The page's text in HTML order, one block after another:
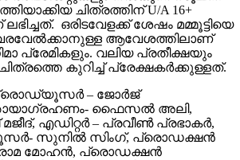
ചിത്രത്തിന് U/A 16+
ഒരിടവേളക്ക് ശേഷം മമ്മൂട്ടിയെ
ആവേശത്തിലാണ്
പ്രേമികളും. വലിയ പ്രതീക്ഷയും
കുറിച്ച് പ്രേക്ഷകർക്കുള്ളത്.
– ജോർജ്
ഫൈസൽ അലി,
എഡിറ്റർ – പ്രവീൺ പ്രഭാകർ,
സുനിൽ സിംഗ്, പ്രൊഡക്ഷൻ
മോഹൻ, പ്രൊഡക്ഷൻ